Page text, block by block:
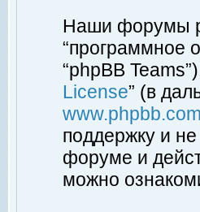
Наши форумы
“программное
“phpBB
License” (в
www.phpbb.com
поддержку и
форуме и
можно